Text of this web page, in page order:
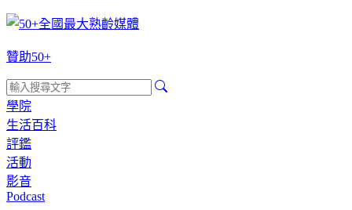
贊助50+
學院
生活百科
評鑑
活動
影音
Podcast